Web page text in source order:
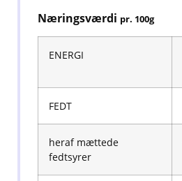
Næringsværdi pr. 100g
ENERGI
FEDT
heraf mættede
fedtsyrer